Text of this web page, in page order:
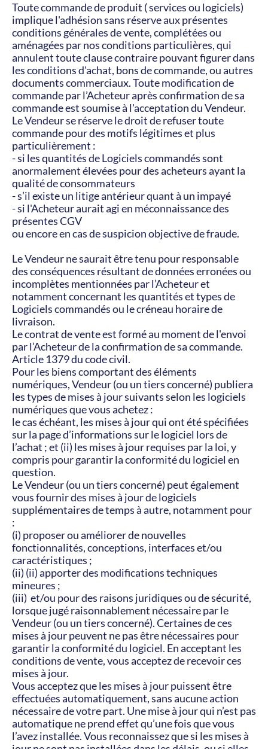
Toute commande de produit ( services ou logiciels)
implique l'adhésion sans réserve aux présentes
conditions générales de vente, complétées ou
aménagées par nos conditions particulières, qui
annulent toute clause contraire pouvant figurer dans
les conditions d'achat, bons de commande, ou autres
documents commerciaux. Toute modification de
commande par l’Acheteur après confirmation de sa
commande est soumise à l'acceptation du Vendeur.
Le Vendeur se réserve le droit de refuser toute
commande pour des motifs légitimes et plus
particulièrement :
- si les quantités de Logiciels commandés sont
anormalement élevées pour des acheteurs ayant la
qualité de consommateurs
- s’il existe un litige antérieur quant à un impayé
- si l'Acheteur aurait agi en méconnaissance des
présentes CGV
ou encore en cas de suspicion objective de fraude.
Le Vendeur ne saurait être tenu pour responsable
des conséquences résultant de données erronées ou
incomplètes mentionnées par l’Acheteur et
notamment concernant les quantités et types de
Logiciels commandés ou le créneau horaire de
livraison.
Le contrat de vente est formé au moment de l'envoi
par l’Acheteur de la confirmation de sa commande.
Article 1379 du code civil.
Pour les biens comportant des éléments
numériques, Vendeur (ou un tiers concerné) publiera
les types de mises à jour suivants selon les logiciels
numériques que vous achetez :
le cas échéant, les mises à jour qui ont été spécifiées
sur la page d’informations sur le logiciel lors de
l’achat ; et (ii) les mises à jour requises par la loi, y
compris pour garantir la conformité du logiciel en
question.
Le Vendeur (ou un tiers concerné) peut également
vous fournir des mises à jour de logiciels
supplémentaires de temps à autre, notamment pour
:
(i) proposer ou améliorer de nouvelles
fonctionnalités, conceptions, interfaces et/ou
caractéristiques ;
(ii) (ii) apporter des modifications techniques
mineures ;
(iii)  et/ou pour des raisons juridiques ou de sécurité,
lorsque jugé raisonnablement nécessaire par le
Vendeur (ou un tiers concerné). Certaines de ces
mises à jour peuvent ne pas être nécessaires pour
garantir la conformité du logiciel. En acceptant les
conditions de vente, vous acceptez de recevoir ces
mises à jour.
Vous acceptez que les mises à jour puissent être
effectuées automatiquement, sans aucune action
nécessaire de votre part. Une mise à jour qui n’est pas
automatique ne prend effet qu’une fois que vous
l’avez installée. Vous reconnaissez que si les mises à